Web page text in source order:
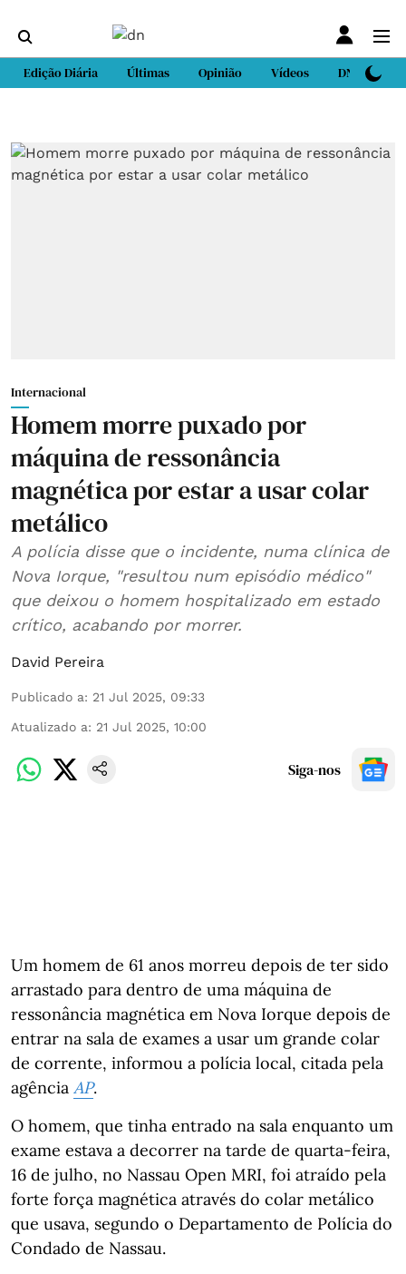
Edição Diária Últimas Opinião Vídeos DN Sport
Internacional
Homem morre puxado por
máquina de ressonância
magnética por estar a usar colar
metálico
A polícia disse que o incidente, numa clínica de
Nova Iorque, "resultou num episódio médico"
que deixou o homem hospitalizado em estado
crítico, acabando por morrer.
David Pereira
Publicado a: 21 Jul 2025, 09:33
Atualizado a: 21 Jul 2025, 10:00
Siga-nos
Um homem de 61 anos morreu depois de ter sido
arrastado para dentro de uma máquina de
ressonância magnética em Nova Iorque depois de
entrar na sala de exames a usar um grande colar
de corrente, informou a polícia local, citada pela
agência AP.
O homem, que tinha entrado na sala enquanto um
exame estava a decorrer na tarde de quarta-feira,
16 de julho, no Nassau Open MRI, foi atraído pela
forte força magnética através do colar metálico
que usava, segundo o Departamento de Polícia do
Condado de Nassau.